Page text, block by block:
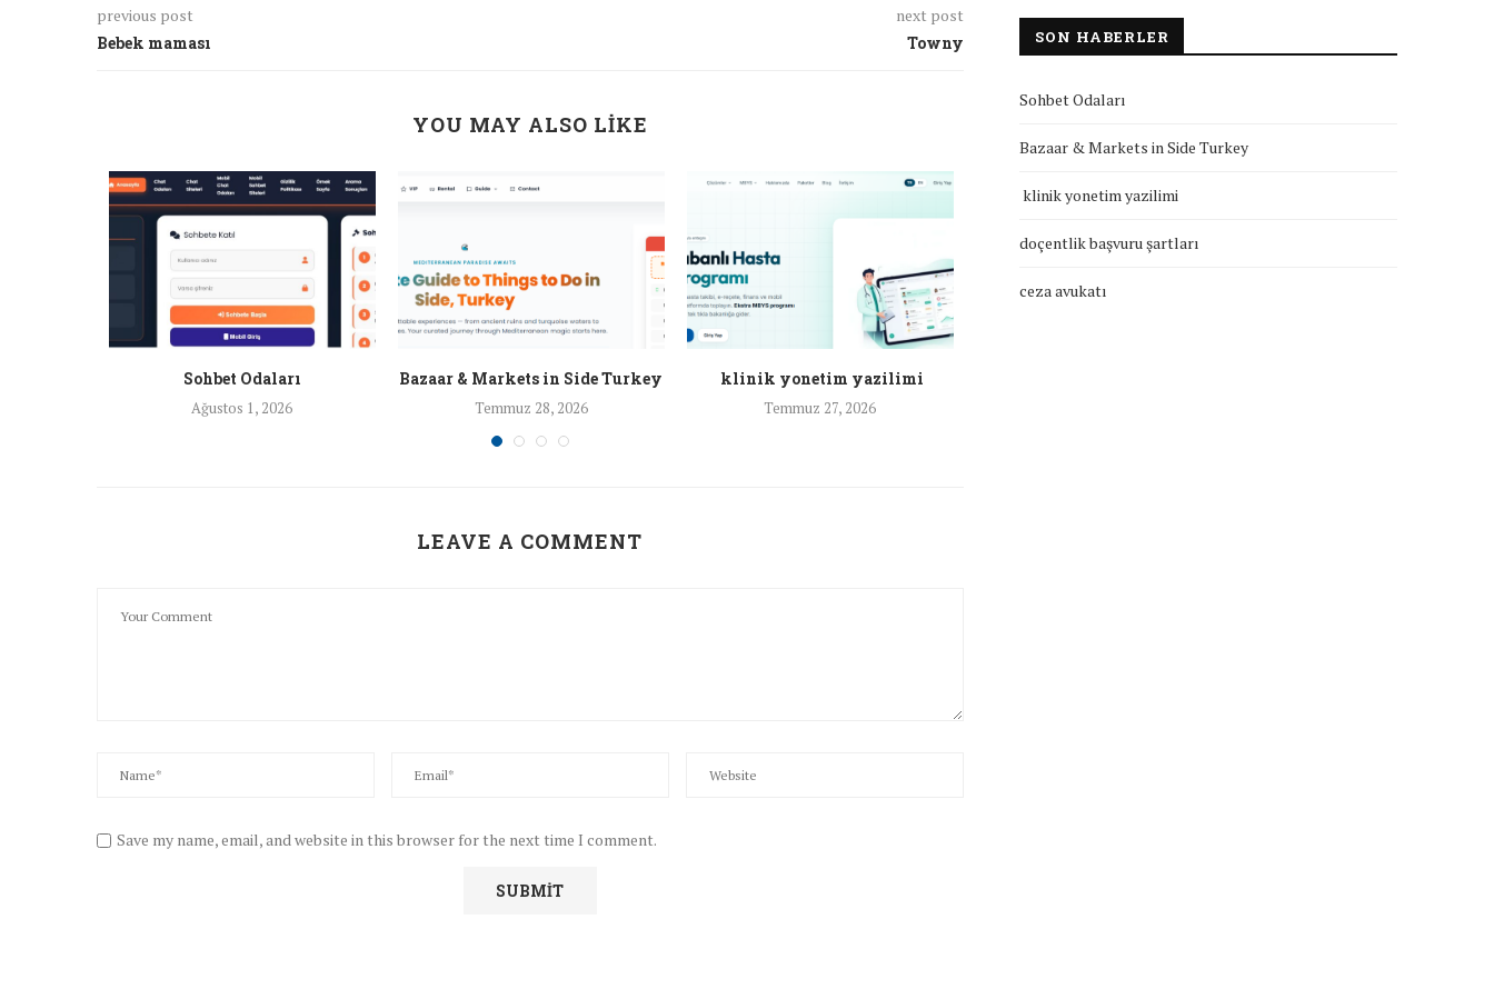
previous post
Bebek maması
next post
Towny
YOU MAY ALSO LIKE
Sohbet Odaları
Ağustos 1, 2026
Bazaar & Markets in Side Turkey
Temmuz 28, 2026
klinik yonetim yazilimi
Temmuz 27, 2026
LEAVE A COMMENT
Save my name, email, and website in this browser for the next time I comment.
SON HABERLER
Sohbet Odaları
Bazaar & Markets in Side Turkey
klinik yonetim yazilimi
doçentlik başvuru şartları
ceza avukatı